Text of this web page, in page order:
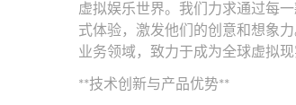
虚拟娱乐世界。我们力求通过每
式体验，激发他们的创意和想象
业务领域，致力于成为全球虚拟
**技术创新与产品优势**